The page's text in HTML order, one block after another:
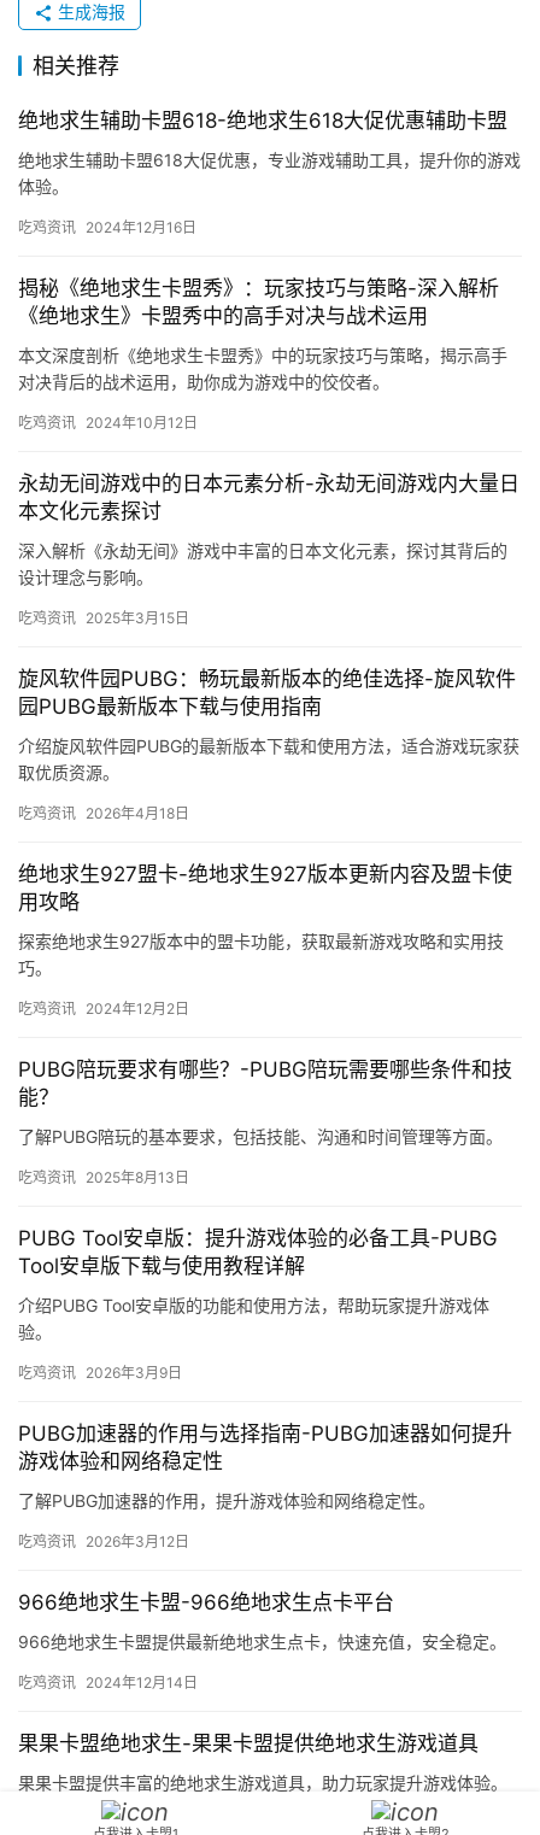
生成海报
相关推荐
绝地求生辅助卡盟618-绝地求生618大促优惠辅助卡盟
绝地求生辅助卡盟618大促优惠，专业游戏辅助工具，提升你的游戏
体验。
吃鸡资讯 2024年12月16日
揭秘《绝地求生卡盟秀》：玩家技巧与策略-深入解析
《绝地求生》卡盟秀中的高手对决与战术运用
本文深度剖析《绝地求生卡盟秀》中的玩家技巧与策略，揭示高手
对决背后的战术运用，助你成为游戏中的佼佼者。
吃鸡资讯 2024年10月12日
永劫无间游戏中的日本元素分析-永劫无间游戏内大量日
本文化元素探讨
深入解析《永劫无间》游戏中丰富的日本文化元素，探讨其背后的
设计理念与影响。
吃鸡资讯 2025年3月15日
旋风软件园PUBG：畅玩最新版本的绝佳选择-旋风软件
园PUBG最新版本下载与使用指南
介绍旋风软件园PUBG的最新版本下载和使用方法，适合游戏玩家获
取优质资源。
吃鸡资讯 2026年4月18日
绝地求生927盟卡-绝地求生927版本更新内容及盟卡使
用攻略
探索绝地求生927版本中的盟卡功能，获取最新游戏攻略和实用技
巧。
吃鸡资讯 2024年12月2日
PUBG陪玩要求有哪些？-PUBG陪玩需要哪些条件和技
能？
了解PUBG陪玩的基本要求，包括技能、沟通和时间管理等方面。
吃鸡资讯 2025年8月13日
PUBG Tool安卓版：提升游戏体验的必备工具-PUBG
Tool安卓版下载与使用教程详解
介绍PUBG Tool安卓版的功能和使用方法，帮助玩家提升游戏体
验。
吃鸡资讯 2026年3月9日
PUBG加速器的作用与选择指南-PUBG加速器如何提升
游戏体验和网络稳定性
了解PUBG加速器的作用，提升游戏体验和网络稳定性。
吃鸡资讯 2026年3月12日
966绝地求生卡盟-966绝地求生点卡平台
966绝地求生卡盟提供最新绝地求生点卡，快速充值，安全稳定。
吃鸡资讯 2024年12月14日
果果卡盟绝地求生-果果卡盟提供绝地求生游戏道具
果果卡盟提供丰富的绝地求生游戏道具，助力玩家提升游戏体验。
2024年12月11日